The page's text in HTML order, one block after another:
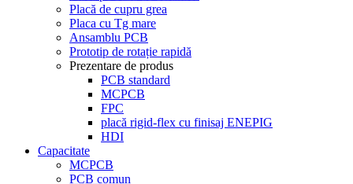
Placă de cupru grea
Placa cu Tg mare
Ansamblu PCB
Prototip de rotație rapidă
Prezentare de produs
PCB standard
MCPCB
FPC
placă rigid-flex cu finisaj ENEPIG
HDI
Capacitate
MCPCB
PCB comun